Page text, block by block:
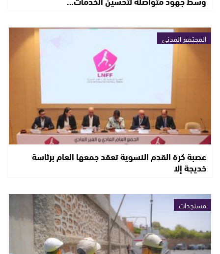
المجتمع المدني
عصبة كرة القدم النسوية تعقد جمعها العام برئاسة
خديجة إلا
مستجدات